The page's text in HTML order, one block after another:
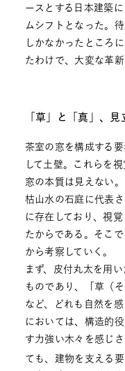
ースとする日本建築
ムシフトとなった。
しかなかったところ
たわけで、大変な革新
「草」と「真」、見
茶室の窓を構成する
して土壁。これらを
窓の本質は見えない
枯山水の石庭に代表
に存在しており、視
たからである。そこ
から考察していく。
まず、皮付丸太を用
ものであり、「草（
など、どれも自然を
においては、構造的
す力強い木々を感じ
ても、建物を支える